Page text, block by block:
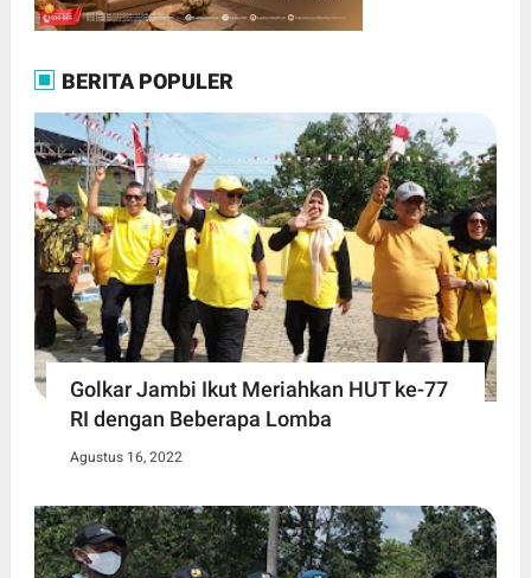
BERITA POPULER
Golkar Jambi Ikut Meriahkan HUT ke-77
RI dengan Beberapa Lomba
Agustus 16, 2022